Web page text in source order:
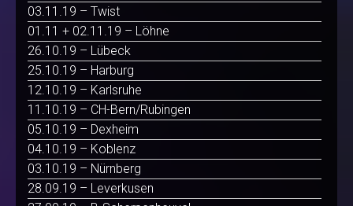
03.11.19 – Twist
01.11 + 02.11.19 – Löhne
26.10.19 – Lübeck
25.10.19 – Harburg
12.10.19 – Karlsruhe
11.10.19 – CH-Bern/Rubingen
05.10.19 – Dexheim
04.10.19 – Koblenz
03.10.19 – Nürnberg
28.09.19 – Leverkusen